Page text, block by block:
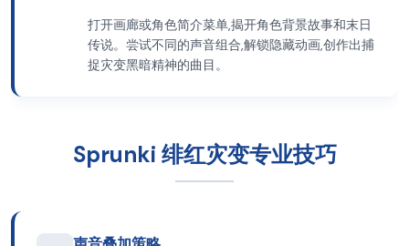
打开画廊或角色简介菜单,揭开角色背景故事和末日
传说。尝试不同的声音组合,解锁隐藏动画,创作出捕
捉灾变黑暗精神的曲目。
Sprunki 绯红灾变专业技巧